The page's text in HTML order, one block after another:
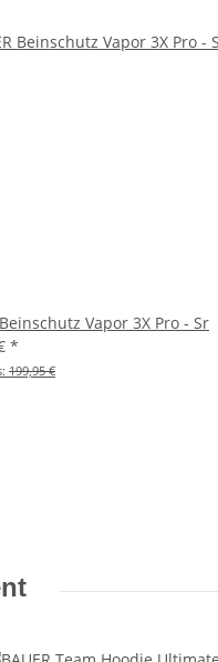
Vapor 3X Pro - Sr
*
199,95 €